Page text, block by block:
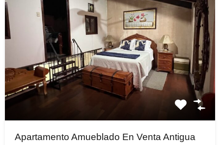
Apartamento Amueblado En Venta Antigua